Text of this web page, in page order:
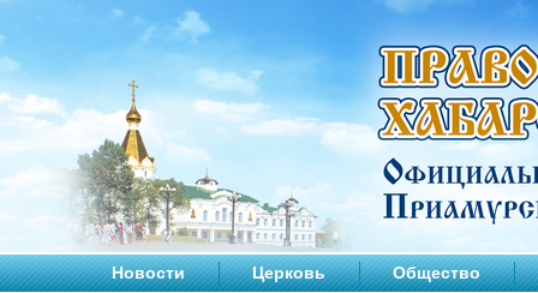
Новости Церковь Общество